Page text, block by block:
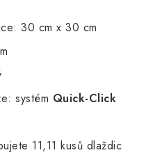
30 cm x 30 cm
systém Quick-Click
11,11 kusů dlaždic